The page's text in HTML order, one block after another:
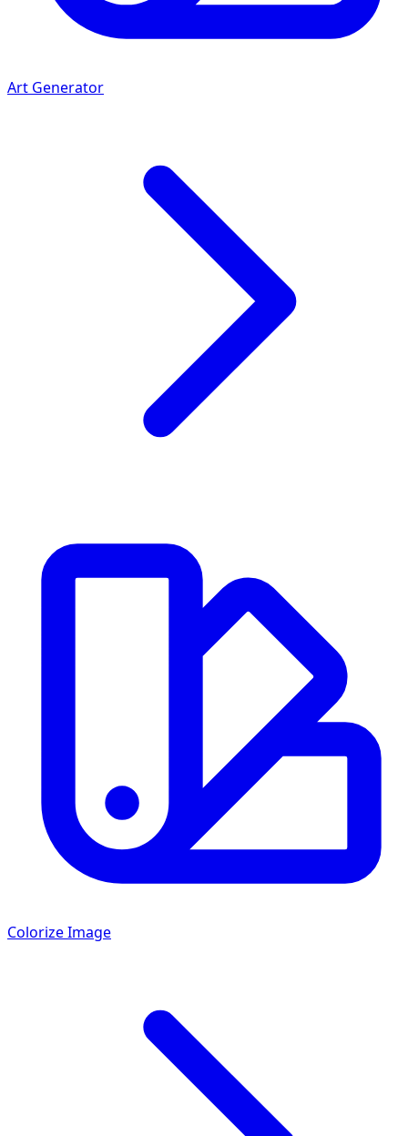
Art Generator
Colorize Image